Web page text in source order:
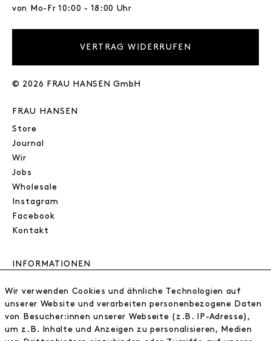
von Mo-Fr 10:00 - 18:00 Uhr
VERTRAG WIDERRUFEN
© 2026 FRAU HANSEN GmbH
FRAU HANSEN
Store
Journal
Wir
Jobs
Wholesale
Instagram
Facebook
Kontakt
INFORMATIONEN
Zahlungsinformationen
Retoure
Widerrufsrecht
Wir verwenden Cookies und ähnliche Technologien auf
unserer Website und verarbeiten personenbezogene Daten
von Besucher:innen unserer Webseite (z.B. IP-Adresse),
um z.B. Inhalte und Anzeigen zu personalisieren, Medien